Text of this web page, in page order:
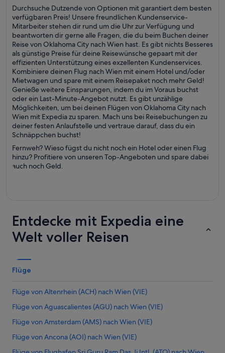
Durchsuche Dutzende von Optionen mit garantiert dem besten
verfügbaren Preis! Unsere freundlichen Kundenservice-
Mitarbeiter stehen dir rund um die Uhr zur Verfügung und
beantworten dir gerne alle Fragen, die du beim Buchen deiner
Reise von Oklahoma City nach Wien hast. Es gibt nichts Besseres
als günstige Preise für deine Reisewünsche gepaart mit der
effizienten Unterstützung eines exzellenten Kundenservices.
Kombiniere deinen Flug nach Wien mit einem Hotel und/oder
Mietwagen und spare mit einem Reisepaket noch mehr Geld!
Genieße weitere Einsparungen, indem du im Voraus buchst
oder ein Last-Minute-Angebot nutzt. Es gibt unzählige
Möglichkeiten, um bei deinen Flügen von Oklahoma City nach
Wien mit Expedia zu sparen. Mach uns bei Reisebuchungen zu
deiner festen Anlaufstelle und vertraue darauf, dass du ein
Schnäppchen buchst!
Fernweh? Wieso fügst du nicht noch ein Hotel oder einen Flug
hinzu? Profitiere von unseren Top-Angeboten und spare dabei
auch noch Geld.
Entdecke mit Expedia eine
Welt voller Reisen
Flüge
Flüge von Altenrhein (ACH) nach Wien (VIE)
Flüge von Aguascalientes (AGU) nach Wien (VIE)
Flüge von Amsterdam (AMS) nach Wien (VIE)
Flüge von Ancona (AOI) nach Wien (VIE)